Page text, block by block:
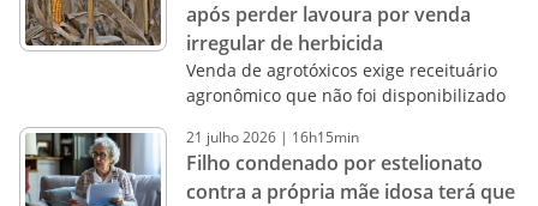
após perder lavoura por venda
irregular de herbicida
Venda de agrotóxicos exige receituário
agronômico que não foi disponibilizado
21 julho2026 | 16h15min
Filho condenado por estelionato
contra a própria mãe idosa terá que